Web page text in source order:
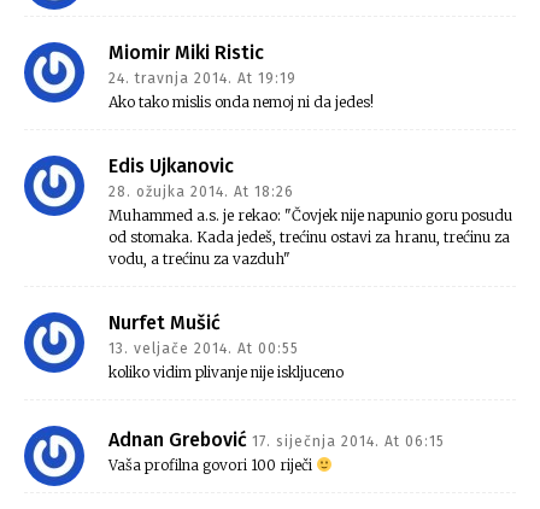
Miomir Miki Ristic
24. travnja 2014. At 19:19
Ako tako mislis onda nemoj ni da jedes!
Edis Ujkanovic
28. ožujka 2014. At 18:26
Muhammed a.s. je rekao: "Čovjek nije napunio goru posudu
od stomaka. Kada jedeš, trećinu ostavi za hranu, trećinu za
vodu, a trećinu za vazduh"
Nurfet Mušić
13. veljače 2014. At 00:55
koliko vidim plivanje nije iskljuceno
Adnan Grebović 17. siječnja 2014. At 06:15
Vaša profilna govori 100 riječi